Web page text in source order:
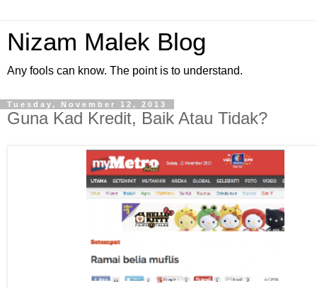
Nizam Malek Blog
Any fools can know. The point is to understand.
Tuesday, November 12, 2013
Guna Kad Kredit, Baik Atau Tidak?